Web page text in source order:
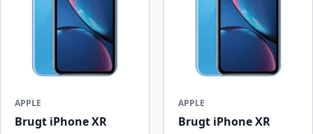
APPLE
Brugt iPhone XR
APPLE
Brugt iPhone XR